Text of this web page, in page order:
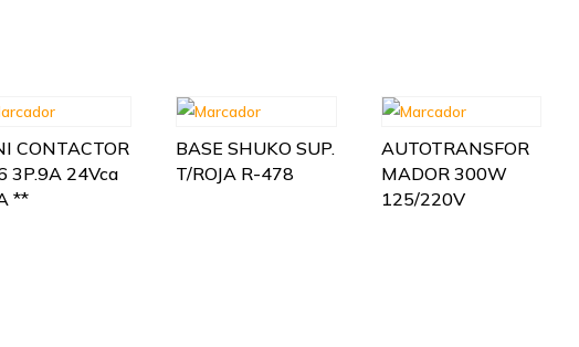
CONTACTOR
3P.9A 24Vca
**
BASE SHUKO SUP.
T/ROJA R-478
AUTOTRANSFOR
MADOR 300W
125/220V